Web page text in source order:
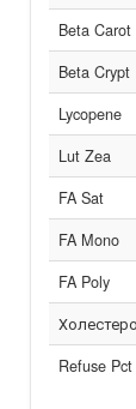
Beta Carot
Beta Crypt
Lycopene
Lut Zea
FA Sat
FA Mono
FA Poly
Refuse Pct